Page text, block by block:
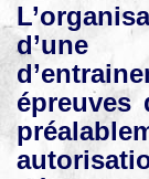
épreuves